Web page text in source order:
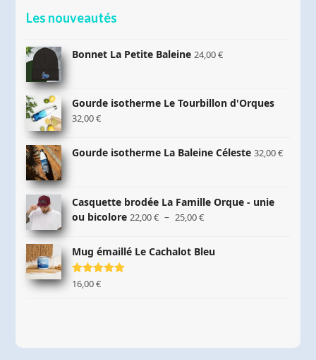
Les nouveautés
Bonnet La Petite Baleine 24,00€
Gourde isotherme Le Tourbillon d'Orques
32,00€
Gourde isotherme La Baleine Céleste 32,00€
Casquette brodée La Famille Orque - unie
ou bicolore 22,00€ – 25,00€Plage
Mug émaillé Le Cachalot Bleu
Note 5.00
sur 5
16,00€